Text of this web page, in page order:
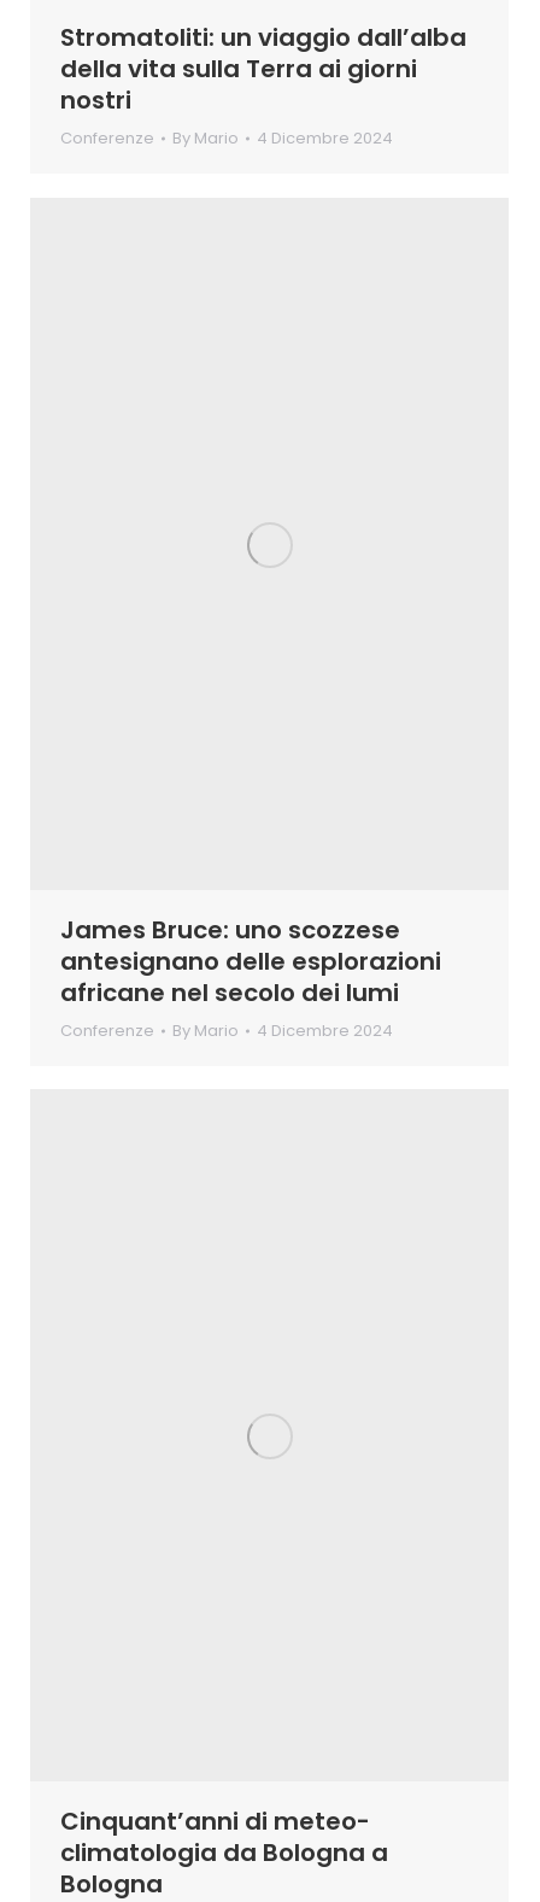
Stromatoliti: un viaggio dall’alba
della vita sulla Terra ai giorni
nostri
Conferenze By Mario 4 Dicembre 2024
James Bruce: uno scozzese
antesignano delle esplorazioni
africane nel secolo dei lumi
Conferenze By Mario 4 Dicembre 2024
Cinquant’anni di meteo-
climatologia da Bologna a
Bologna